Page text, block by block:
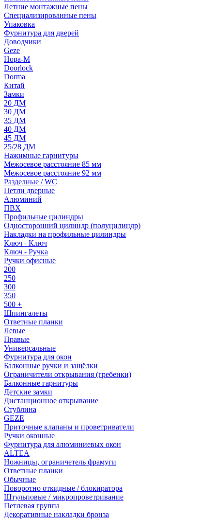
Летние монтажные пены
Специализированные пены
Упаковка
Фурнитура для дверей
Доводчики
Geze
Нора-М
Doorlock
Dorma
Китай
Замки
20 ДМ
30 ДМ
35 ДМ
40 ДМ
45 ДМ
25/28 ДМ
Нажимные гарнитуры
Межосевое расстояние 85 мм
Межосевое расстояние 92 мм
Разделные / WC
Петли дверные
Алюминий
ПВХ
Профильные цилиндры
Односторонний цилиндр (полуцилиндр)
Накладки на профильные цилиндры
Ключ - Ключ
Ключ - Ручка
Ручки офисные
200
250
300
350
500 +
Шпингалеты
Ответные планки
Левые
Правые
Универсальные
Фурнитура для окон
Балконные ручки и защёлки
Ограничители открывания (гребенки)
Балконные гарнитуры
Детские замки
Дистанционное открывание
Стублина
GEZE
Приточные клапаны и проветриватели
Ручки оконные
Фурнитура для алюминиевых окон
ALTEA
Ножницы, ограничетель фрамуги
Ответные планки
Обычные
Поворотно откидные / блокиратора
Штульповые / микропроветривание
Петлевая группа
Декоративные накладки бронза